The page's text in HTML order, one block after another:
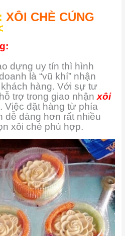
XÔI CHÈ CÚNG
dựng uy tín thì hình
là “vũ khí” nhận
hàng. Với sự tư
trợ trong giao nhận xôi
. Việc đặt hàng từ phía
dễ dàng hơn rất nhiều
xôi chè phù hợp.